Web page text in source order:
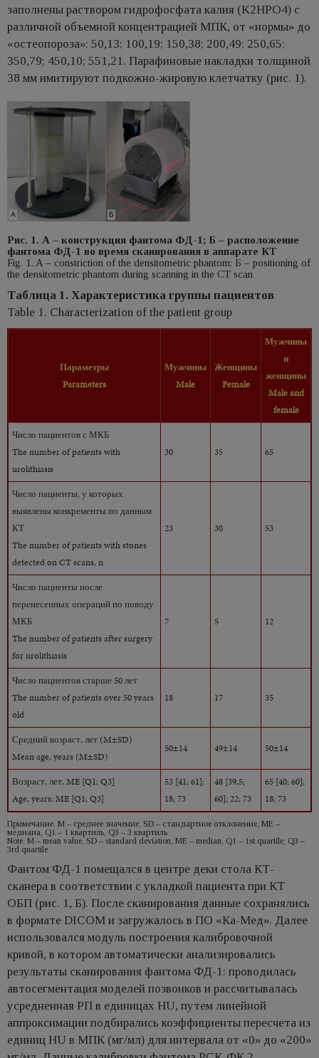
заполнены раствором гидрофосфата калия (K2HPO4) с
различной объемной концентрацией МПК, от «нормы» до
«остеопороза»: 50,13; 100,19; 150,38; 200,49; 250,65;
350,79; 450,10; 551,21. Парафиновые накладки толщиной
38 мм имитируют подкожно-жировую клетчатку (рис. 1).
Рис. 1. А – конструкция фантома ФД-1; Б – расположение
фантома ФД-1 во время сканирования в аппарате КТ
Fig. 1. A – сonstriction of the densitometric phantom; Б – рositioning of
the densitometric phantom during scanning in the CT scan
Таблица 1. Характеристика группы пациентов
Table 1. Characterization of the patient group
Параметры
Parameters
Мужчины
Male
Женщины
Female
Мужчины
и
женщины
Maleand
female
Число пациентов с МКБ
The number of patients with
urolithiasis
30 35 65
Число пациенты, у которых
выявлены конкременты по данным
КТ
The number of patients with stones
detected on CT scans, n
23 30 53
Число пациенты после
перенесенных операций по поводу
МКБ
The number of patients after surgery
for urolithiasis
7 5 12
Число пациентов старше 50 лет
The number of patients over 50 years
old
18 17 35
Средний возраст, лет (M±SD)
Mean age, years (M±SD)
50±14 49±14 50±14
Возраст, лет, ME [Q1; Q3]
Age, years: ME [Q1; Q3]
53 [41; 61];
18; 73
48 [39,5;
60]; 22; 73
65 [40; 60];
18; 73
Примечание. М – среднее значение, SD – стандартное отклонение, ME –
медиана, Q1 – 1 квартиль, Q3 – 3 квартиль
Note. M – mean value, SD – standard deviation, ME – median, Q1 – 1st quartile, Q3 –
3rd quartile
Фантом ФД-1 помещался в центре деки стола КТ-
сканера в соответствии с укладкой пациента при КТ
ОБП (рис. 1, Б). После сканирования данные сохранялись
в формате DICOM и загружалось в ПО «Ка-Мед». Далее
использовался модуль построения калибровочной
кривой, в котором автоматически анализировались
результаты сканирования фантома ФД-1: проводилась
автосегментация моделей позвонков и рассчитывалась
усредненная РП в единицах HU, путем линейной
аппроксимации подбирались коэффициенты пересчета из
единиц HU в МПК (мг/мл) для интервала от «0» до «200»